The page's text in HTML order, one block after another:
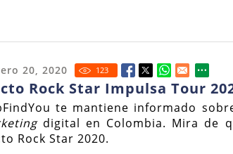
20, 2020 123
Rock Star Impulsa Tour
te mantiene informado
digital en Colombia. Mira de
Rock Star 2020.